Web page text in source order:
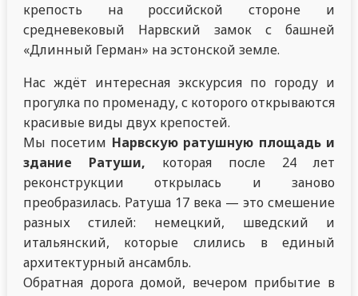
крепость на российской стороне и
средневековый Нарвский замок с башней
«Длинный Герман» на эстонской земле.
Нас ждёт интересная экскурсия по городу и
прогулка по променаду, с которого открываются
красивые виды двух крепостей.
Мы посетим Нарвскую ратушную площадь и
здание Ратуши, которая после 24 лет
реконструкции открылась и заново
преобразилась. Ратуша 17 века — это смешение
разных стилей: немецкий, шведский и
итальянский, которые слились в единый
архитектурный ансамбль.
Обратная дорога домой, вечером прибытие в